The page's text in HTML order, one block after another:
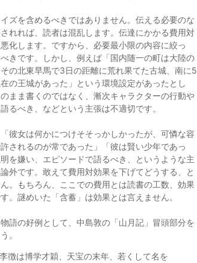
ズを含めるべきではありません。伝える必要のな
れれば、読者は混乱します。伝達にかかる費用対
化します。ですから、必要最小限の内容に絞っ
きです。しかし、例えば「国内随一の町は大陸の
の北東早馬で3日の距離に荒れ果てた古城、南に5
の王城があった」という環境設定があったとし
まま書くのではなく、漸次キャラクターの行動や
るべき、などという主張は不適切です。
彼女は何かにつけそそっかしかったが、可憐な容
されるのが常であった」「彼は賢い少年であっ
を嫌い、エピソードで語るべき、というような主
外です。敢えて費用対効果を下げてどうする、と
。もちろん、ここでの費用とは読書の工数、効果
。謎めいた「含蓄」は効果とは言えません。
語の好例として、中島敦の「山月記」冒頭部分を
。
徴は博学才穎、天宝の末年、若くして名を